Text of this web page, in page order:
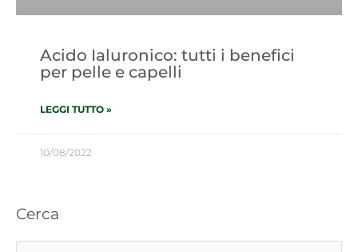
Acido Ialuronico: tutti i benefici
per pelle e capelli
LEGGI TUTTO »
10/08/2022
Cerca